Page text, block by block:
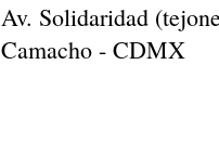
Av. Solidaridad
Camacho - CDMX